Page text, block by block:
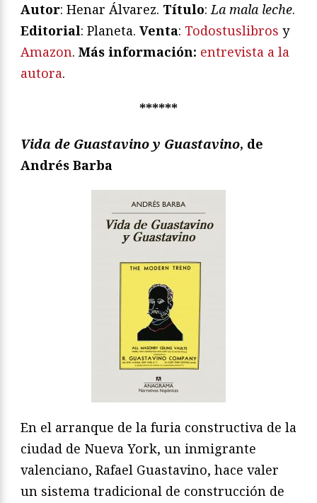
Autor: Henar Álvarez. Título:La mala leche.
Editorial: Planeta. Venta: Todostuslibros y
Amazon. Más información: entrevista a la
autora.
******
Vida de Guastavino y Guastavino, de
Andrés Barba
En el arranque de la furia constructiva de la
ciudad de Nueva York, un inmigrante
valenciano, Rafael Guastavino, hace valer
un sistema tradicional de construcción de